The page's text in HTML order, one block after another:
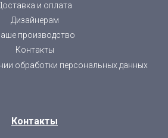
и оплата
Дизайнерам
производство
Контакты
обработки персональных данных
Контакты